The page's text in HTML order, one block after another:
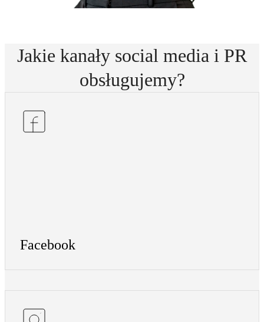
Jakie kanały social media i PR
obsługujemy?
Facebook